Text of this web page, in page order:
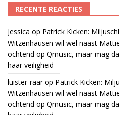
RECENTE REACTIES
Jessica op Patrick Kicken:
Witzenhausen wil wel naast
ochtend op Qmusic, maar mag
haar veiligheid
luister-raarop Patrick Kicken:
Witzenhausen wil wel naast
ochtend op Qmusic, maar mag